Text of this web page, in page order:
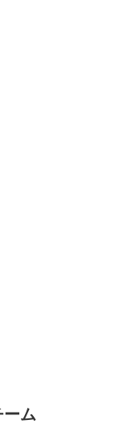
ーム